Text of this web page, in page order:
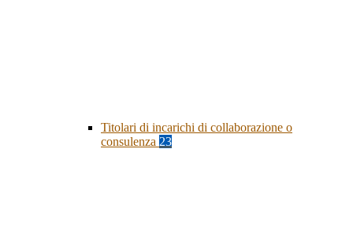
Titolari di incarichi di collaborazione o
consulenza 23